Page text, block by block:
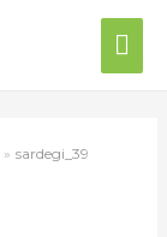
sardegi_39